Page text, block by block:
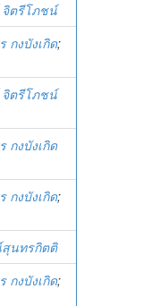
ตรีโภชน์
กงบังเกิด;
ตรีโภชน์
กงบังเกิด
กงบังเกิด;
นทรกิตติ
กงบังเกิด;